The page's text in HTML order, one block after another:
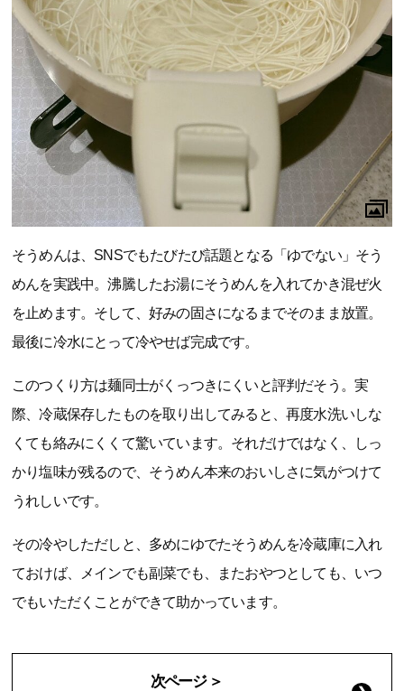
そうめんは、SNSでもたびたび話題となる「ゆでない」そう
めんを実践中。沸騰したお湯にそうめんを入れてかき混ぜ火
を止めます。そして、好みの固さになるまでそのまま放置。
最後に冷水にとって冷やせば完成です。
このつくり方は麺同士がくっつきにくいと評判だそう。実
際、冷蔵保存したものを取り出してみると、再度水洗いしな
くても絡みにくくて驚いています。それだけではなく、しっ
かり塩味が残るので、そうめん本来のおいしさに気がつけて
うれしいです。
その冷やしただしと、多めにゆでたそうめんを冷蔵庫に入れ
ておけば、メインでも副菜でも、またおやつとしても、いつ
でもいただくことができて助かっています。
次ページ ＞